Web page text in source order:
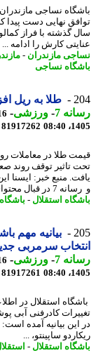
نساجی مازندران
نهایی دست پیدا کرد.
گذشته با فراز کمالوند
کارش را ادامه ...
مازندران- مازندران-
نساجی
طلا به ریل
7
-ورزشی-
81917262
طلا در معاملات روز
تاثیر توقف روند
منبع خبر: ایسنا این
آن مسئولیتی ندارد. ...
استقلال-باشگاه-
بیانیه مهم
سرمربی جدید
7
-ورزشی-
81917261
استقلال در
کادرفنی آبی پوشان
بیانیه آمده است:
ساپینتو، ...
استقلال-استقلال-